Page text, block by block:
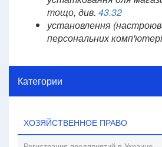
тощо, див. 43.32
установлення
персональних
Категории
ХОЗЯЙСТВЕННОЕ ПРАВО